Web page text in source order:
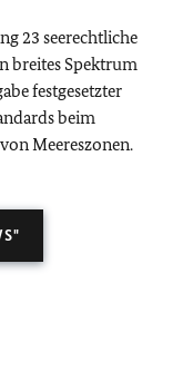
23 seerechtliche
breites Spektrum
festgesetzter
beim
Meereszonen.